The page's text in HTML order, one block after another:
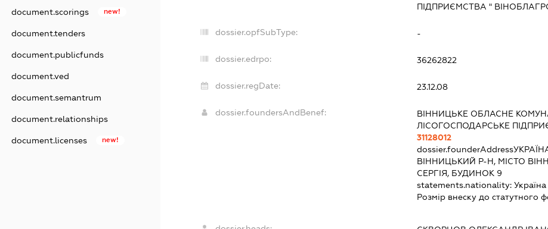
document.scorings new!
document.tenders
document.publicfunds
document.ved
document.semantrum
document.relationships
document.licenses new!
ПІДПРИЄМСТВА "
dossier.opfSubType: -
dossier.edrpo: 36262822
dossier.regDate: 23.12.08
dossier.foundersAndBenef:
ВІННИЦЬКЕ ОБЛАСНЕ
ЛІСОГОСПОДАРСЬКЕ
31128012
dossier.founderAddress
ВІННИЦЬКИЙ Р-Н, МІСТО
СЕРГІЯ, БУДИНОК 9
statements.nationality: Україна
Розмір внеску до статутного